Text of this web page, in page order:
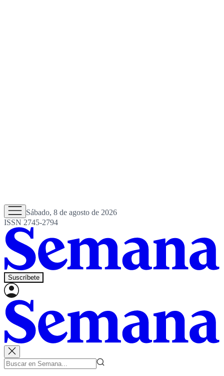
Sábado, 8 de agosto de 2026
ISSN 2745-2794
Suscríbete